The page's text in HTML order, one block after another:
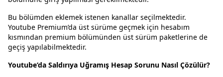
Bu bölümden eklemek istenen kanallar seçilmektedir.
Youtube Premium’da üst sürüme geçmek için hesabım
kısmından premium bölümünden üst sürüm paketlerine de
geçiş yapılabilmektedir.
Youtube’da Saldırıya Uğramış Hesap Sorunu Nasıl Çözülür?